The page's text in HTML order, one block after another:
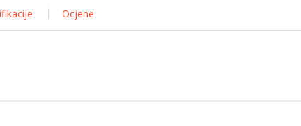
Ocjene